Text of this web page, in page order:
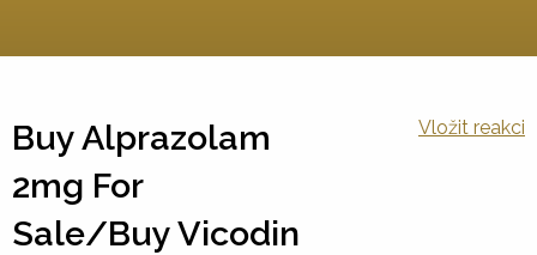
Buy Alprazolam
2mg For
Sale/Buy Vicodin
Vložit reakci